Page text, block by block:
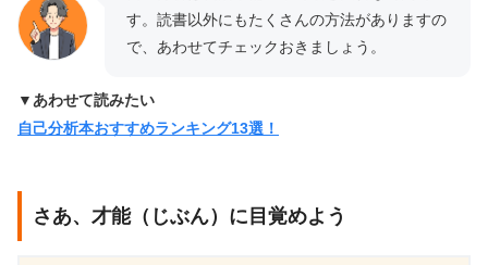
す。読書以外にもたくさんの方法がありますの
で、あわせてチェックおきましょう。
▼あわせて読みたい
自己分析本おすすめランキング13選！
さあ、才能（じぶん）に目覚めよう